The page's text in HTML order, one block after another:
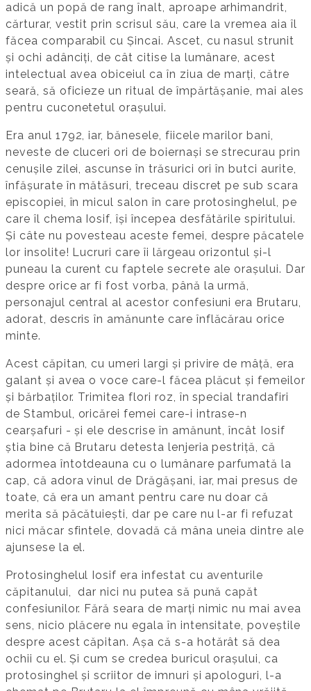
adică un popă de rang înalt, aproape arhimandrit,
cărturar, vestit prin scrisul său, care la vremea aia îl
făcea comparabil cu Șincai. Ascet, cu nasul strunit
și ochi adânciți, de cât citise la lumânare, acest
intelectual avea obiceiul ca în ziua de marți, către
seară, să oficieze un ritual de împărtășanie, mai ales
pentru cuconetetul orașului.
Era anul 1792, iar, bănesele, fiicele marilor bani,
neveste de cluceri ori de boiernași se strecurau prin
cenușile zilei, ascunse în trăsurici ori în butci aurite,
înfășurate în mătăsuri, treceau discret pe sub scara
episcopiei, în micul salon în care protosinghelul, pe
care îl chema Iosif, își începea desfătările spiritului.
Și câte nu povesteau aceste femei, despre păcatele
lor insolite! Lucruri care îi lărgeau orizontul și-l
puneau la curent cu faptele secrete ale orașului. Dar
despre orice ar fi fost vorba, până la urmă,
personajul central al acestor confesiuni era Brutaru,
adorat, descris în amănunte care înflăcărau orice
minte.
Acest căpitan, cu umeri largi și privire de mâță, era
galant și avea o voce care-l făcea plăcut și femeilor
și bărbaților. Trimitea flori roz, în special trandafiri
de Stambul, oricărei femei care-i intrase-n
cearșafuri - și ele descrise în amănunt, încât Iosif
știa bine că Brutaru detesta lenjeria pestriță, că
adormea întotdeauna cu o lumânare parfumată la
cap, că adora vinul de Drăgășani, iar, mai presus de
toate, că era un amant pentru care nu doar că
merita să păcătuiești, dar pe care nu l-ar fi refuzat
nici măcar sfintele, dovadă că mâna uneia dintre ale
ajunsese la el.
Protosinghelul Iosif era infestat cu aventurile
căpitanului, dar nici nu putea să pună capăt
confesiunilor. Fără seara de marți nimic nu mai avea
sens, nicio plăcere nu egala în intensitate, poveștile
despre acest căpitan. Așa că s-a hotărât să dea
ochii cu el. Și cum se credea buricul orașului, ca
protosinghel și scriitor de imnuri și apologuri, l-a